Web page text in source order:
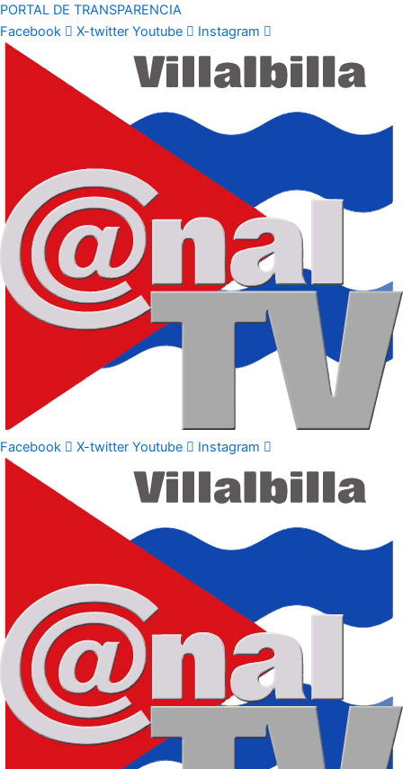
PORTAL DE TRANSPARENCIA
Facebook
X-twitter Youtube Instagram
Facebook X-twitter Youtube Instagram